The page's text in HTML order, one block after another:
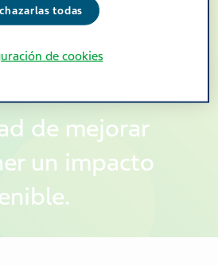
esta
y
como una
de mejorar
un impacto
todas
de cookies